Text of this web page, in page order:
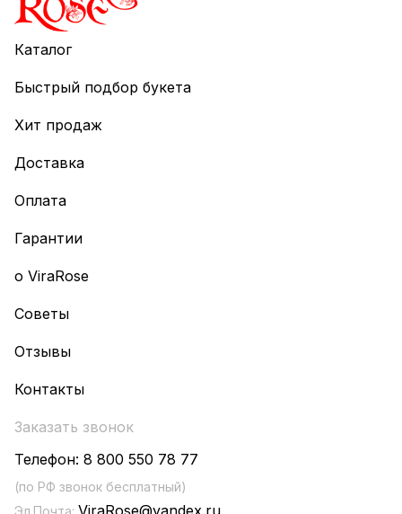
Каталог
Быстрый подбор букета
Хит продаж
Доставка
Оплата
Гарантии
о ViraRose
Советы
Отзывы
Контакты
Заказать звонок
Телефон: 8 800 550 78 77
(по РФ звонок бесплатный)
Эл.Почта: